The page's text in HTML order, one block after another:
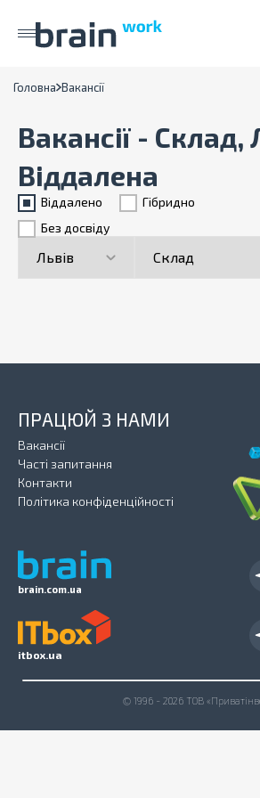
Головна Вакансії
Вакансії - Склад,
Віддалена
Віддалено
Гiбридно
Без досвіду
brain.com.ua
ПРАЦЮЙ З НАМИ
Вакансії
Часті запитання
Контакти
Політика конфіденційності
itbox.ua
© 1996 - 2026 ТОВ